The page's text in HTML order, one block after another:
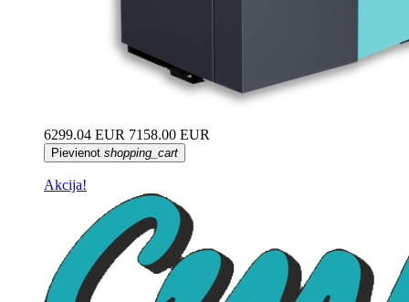
6299.04 EUR 7158.00 EUR
Pievienot shopping_cart
Akcija!